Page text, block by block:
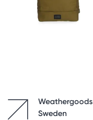
Weathergoods
Sweden